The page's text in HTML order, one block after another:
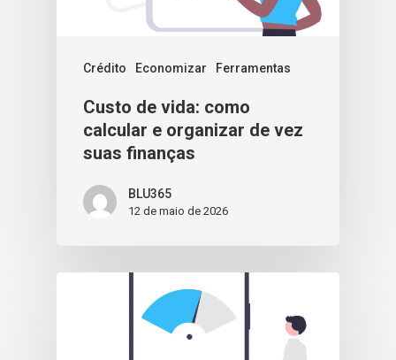
Crédito Economizar Ferramentas
Custo de vida: como
calcular e organizar de vez
suas finanças
BLU365
12 de maio de 2026